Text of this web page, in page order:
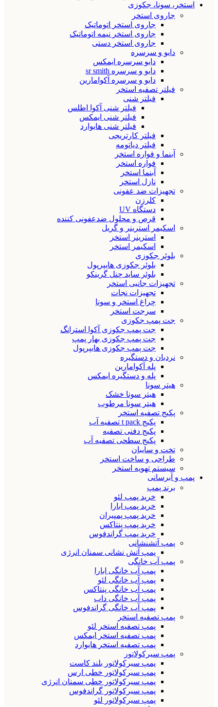
استخر، سونا، جکوزی
جاروی استخر
جاروی استخر اتوماتیک
جاروی استخر نیمه اتوماتیک
جاروی استخر دستی
دایو و سرسره
دایو سرسره ایمکس
دایو و سرسره sr smith
دایو و سرسره آکوامارین
فیلتر تصفیه استخر
فیلتر شنی
فیلتر شنی آکوا اطلس
فیلتر شنی ایمکس
فیلتر شنی هایوارد
فیلتر کارتریجی
فیلتر دیاتومه
آبنما و فواره استخر
فواره استخر
آبنما استخر
نازل استخر
تجهیزات ضد عفونی
کلرزن
دستگاه UV
قرص و محلول ضدعفونی کننده
اسکیمر استرینر و گریل
استرینر استخر
اسکیمر استخر
بلوئر جکوزی
بلوئر جکوزی هایپرپول
بلوئر ساید چنل گرینکو
تجهیزات جانبی استخر
تجهیزات نجات
چراغ استخر و سونا
سرجت استخر
جت پمپ جکوزی
جت پمپ جکوزی آکوا استرانگ
جت پمپ جکوزی بهار پمپ
جت پمپ جکوزی هایپرپول
نردبان و دستگیره
پله آکوامارین
پله و دستگیره ایمکس
هیتر سونا
هیتر سونا خشک
هیتر سونا مرطوب
پکیج تصفیه استخر
پکیج t pack تصفیه آب
پکیج دفنی تصفیه
پکیج سطحی تصفیه آب
تخت و سایبان
طراحی و ساخت استخر
سیستم تهویه استخر
پمپ و آبرسانی
برند پمپ
خرید پمپ لئو
خرید پمپ ابارا
خرید پمپ پمپیران
خرید پمپ پنتاکس
خرید پمپ گراندفوس
پمپ آتشنشانی
پمپ آتش نشانی سمنان انرژی
پمپ آب خانگی
پمپ آب خانگی ابارا
پمپ آب خانگی لئو
پمپ آب خانگی پنتاکس
پمپ آب خانگی داب
پمپ آب خانگی گراندفوس
پمپ تصفیه استخر
پمپ تصفیه استخر لئو
پمپ تصفیه استخر ایمکس
پمپ تصفیه استخر هایوارد
پمپ سیرکولاتور
پمپ سیرکولاتور بلند کاست
پمپ سیرکولاتور خطی ارس
پمپ سیرکولاتور خطی سمنان انرژی
پمپ سیرکولاتور گراندفوس
پمپ سیرکولاتور لئو